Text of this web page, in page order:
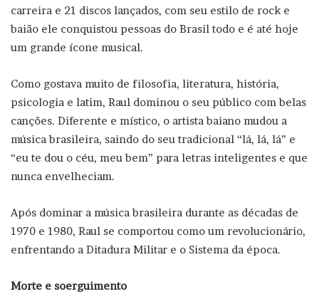
carreira e 21 discos lançados, com seu estilo de rock e
baião ele conquistou pessoas do Brasil todo e é até hoje
um grande ícone musical.
Como gostava muito de filosofia, literatura, história,
psicologia e latim, Raul dominou o seu público com belas
canções. Diferente e místico, o artista baiano mudou a
música brasileira, saindo do seu tradicional “lá, lá, lá” e
“eu te dou o céu, meu bem” para letras inteligentes e que
nunca envelheciam.
Após dominar a música brasileira durante as décadas de
1970 e 1980, Raul se comportou como um revolucionário,
enfrentando a Ditadura Militar e o Sistema da época.
Morte e soerguimento